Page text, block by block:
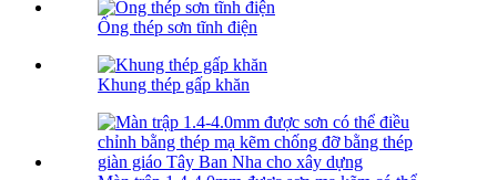
Ống thép sơn tĩnh điện
Khung thép gấp khăn